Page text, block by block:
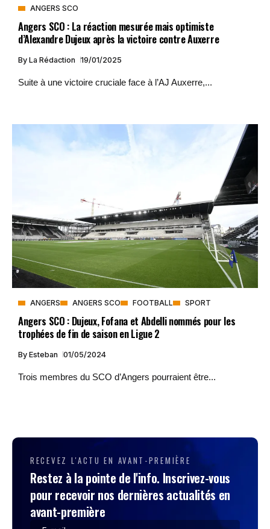
ANGERS SCO
Angers SCO : La réaction mesurée mais optimiste
d’Alexandre Dujeux après la victoire contre Auxerre
By La Rédaction 19/01/2025
Suite à une victoire cruciale face à l’AJ Auxerre,...
ANGERS ANGERS SCO FOOTBALL SPORT
Angers SCO : Dujeux, Fofana et Abdelli nommés pour les
trophées de fin de saison en Ligue 2
By Esteban 01/05/2024
Trois membres du SCO d’Angers pourraient être...
RECEVEZ L'ACTU EN AVANT-PREMIÈRE
Restez à la pointe de l'info. Inscrivez-vous
pour recevoir nos dernières actualités en
avant-première